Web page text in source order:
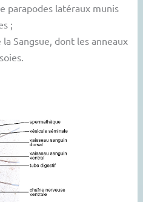
parapodes latéraux munis
;
Sangsue, dont les anneaux